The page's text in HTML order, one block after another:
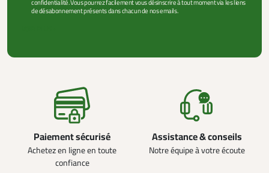
confidentialité. Vous pourrez facilement vous désinscrire à tout moment via les liens
de désabonnement présents dans chacun de nos emails.
Paiement sécurisé
Achetez en ligne en toute
confiance
Assistance & conseils
Notre équipe à votre écoute